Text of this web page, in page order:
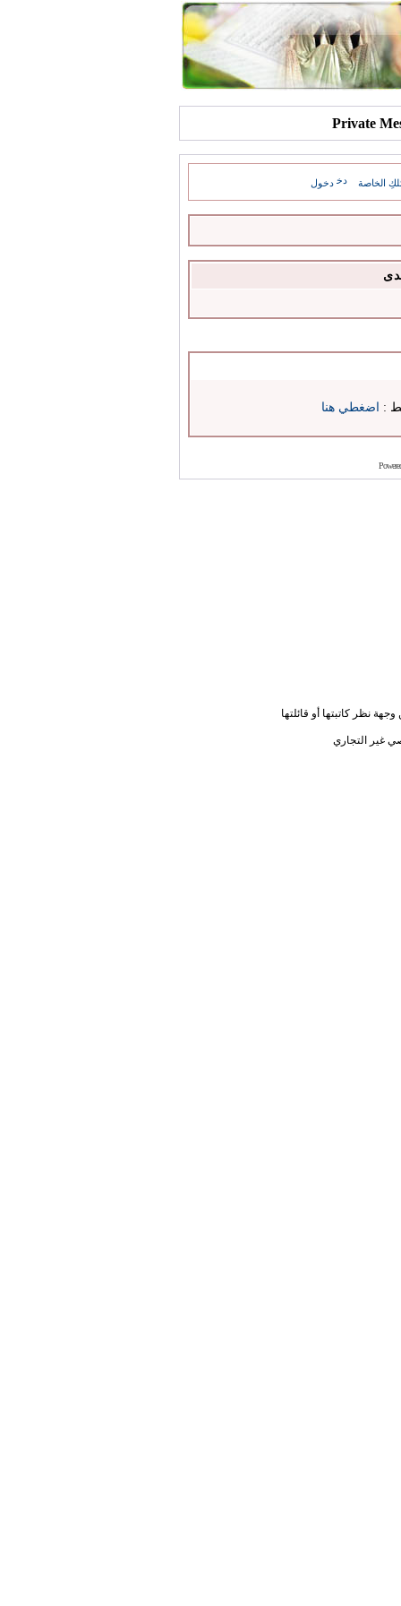
الخاصة دخول
: اضغطي هنا
نظر كاتبتها أو قائلتها
غير التجاري